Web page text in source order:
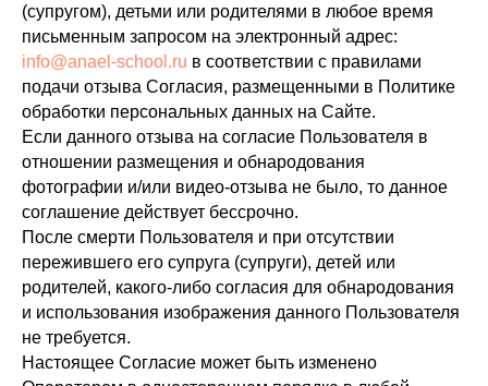
(супругом), детьми или родителями в любое время
письменным запросом на электронный адрес:
info@anael-school.ru в соответствии с правилами
подачи отзыва Согласия, размещенными в Политике
обработки персональных данных на Сайте.
Если данного отзыва на согласие Пользователя в
отношении размещения и обнародования
фотографии и/или видео-отзыва не было, то данное
соглашение действует бессрочно.
После смерти Пользователя и при отсутствии
пережившего его супруга (супруги), детей или
родителей, какого-либо согласия для обнародования
и использования изображения данного Пользователя
не требуется.
Настоящее Согласие может быть изменено